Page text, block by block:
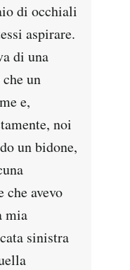
di occhiali
aspirare.
di una
un
e,
noi
un bidone,
avevo
mia
sinistra